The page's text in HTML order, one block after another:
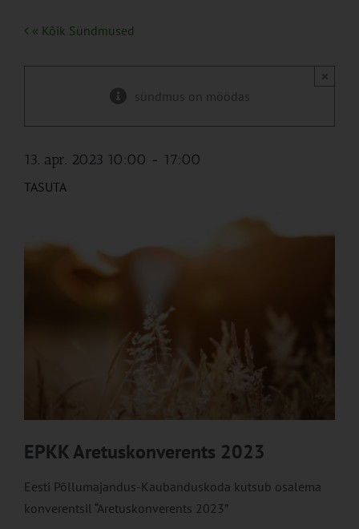
« Kõik Sündmused
sündmus on möödas
×
13. apr. 2023 10:00 - 17:00
TASUTA
EPKK Aretuskonverents 2023
Eesti Põllumajandus-Kaubanduskoda kutsub osalema
konverentsil “Aretuskonverents 2023”